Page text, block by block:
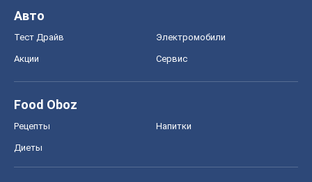
Авто
Тест Драйв Электромобили
Акции Сервис
Food Oboz
Рецепты Напитки
Диеты